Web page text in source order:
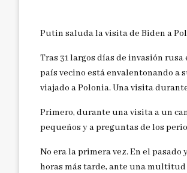
Putin saluda la visita de Biden a
Tras 31 largos días de invasión
país vecino está envalentonando a
viajado a Polonia. Una visita
Primero, durante una visita a un
pequeños y a preguntas de los
No era la primera vez. En el pasado
horas más tarde, ante una multitud